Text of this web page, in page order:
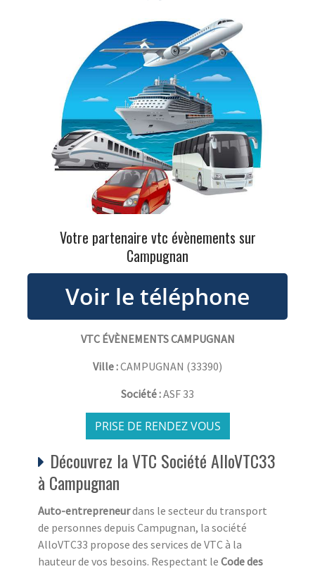
Votre partenaire vtc évènements sur
Campugnan
VTC ÉVÈNEMENTS CAMPUGNAN
Ville :CAMPUGNAN (33390)
Société :ASF 33
PRISE DE RENDEZ VOUS
Découvrez la VTC Société AlloVTC33
à Campugnan
Auto-entrepreneurdans le secteur du transport
de personnes depuis Campugnan, la société
AlloVTC33 propose des services de VTC à la
hauteur de vos besoins. Respectant le Code des